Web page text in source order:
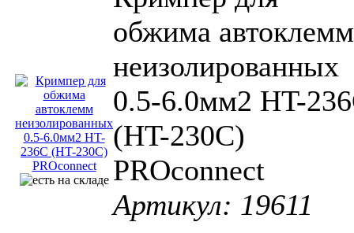
обжима автоклемм
неизолированных
0.5-6.0мм2 HT-
(HT-230C)
PROconnect
Артикул: 19611